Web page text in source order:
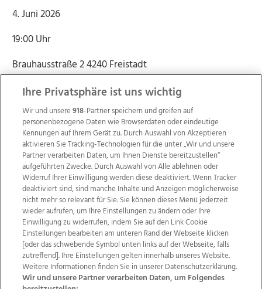
4. Juni 2026
19:00 Uhr
Brauhausstraße 2 4240 Freistadt
Wir über uns Mediadaten Kontakt
Jobs
Datenschutz
Impressum
AGB Anzeigekunden
AGB Website
Ehrenkodex Politische Werbung
Ihre Privatsphäre ist uns wichtig
Wir und unsere918-Partner speichern und greifen auf
personenbezogene Daten wie Browserdaten oder eindeutige
Kennungen auf Ihrem Gerät zu. Durch Auswahl von Akzeptieren
aktivieren Sie Tracking-Technologien für die unter „Wir und unsere
Partner verarbeiten Daten, um Ihnen Dienste bereitzustellen“
aufgeführten Zwecke. Durch Auswahl von Alle ablehnen oder
Widerruf Ihrer Einwilligung werden diese deaktiviert. Wenn Tracker
deaktiviert sind, sind manche Inhalte und Anzeigen möglicherweise
nicht mehr so relevant für Sie. Sie können dieses Menü jederzeit
wieder aufrufen, um Ihre Einstellungen zu ändern oder Ihre
Einwilligung zu widerrufen, indem Sie auf den Link Cookie
Einstellungen bearbeiten am unteren Rand der Webseite klicken
[oder das schwebende Symbol unten links auf der Webseite, falls
zutreffend]. Ihre Einstellungen gelten innerhalb unseres Website.
Weitere Informationen finden Sie in unserer Datenschutzerklärung.
Wir und unsere Partner verarbeiten Daten, um Folgendes